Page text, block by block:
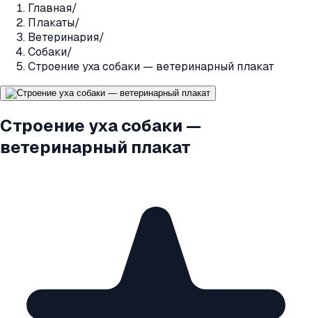
Главная/
Плакаты/
Ветеринария/
Собаки/
Строение уха собаки — ветеринарный плакат
Строение уха собаки —
ветеринарный плакат